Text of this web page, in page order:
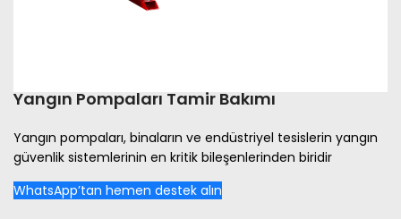
Yangın Pompaları Tamir Bakımı
Yangın pompaları, binaların ve endüstriyel tesislerin yangın
güvenlik sistemlerinin en kritik bileşenlerinden biridir
WhatsApp’tan hemen destek alın